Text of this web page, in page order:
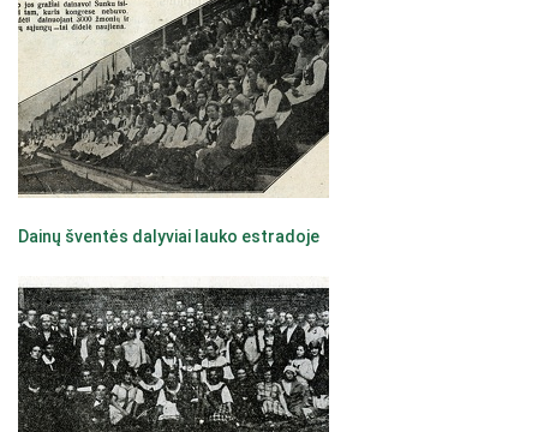
Dainų šventės dalyviai lauko estradoje